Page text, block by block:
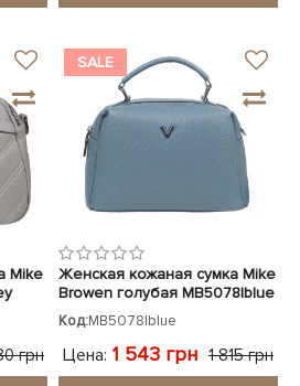
Mike
грн
SALE
Женская кожаная сумка Mike
Browen голубая MB5078lblue
Код:MB5078lblue
Цена: 1 543 грн 1 815 грн